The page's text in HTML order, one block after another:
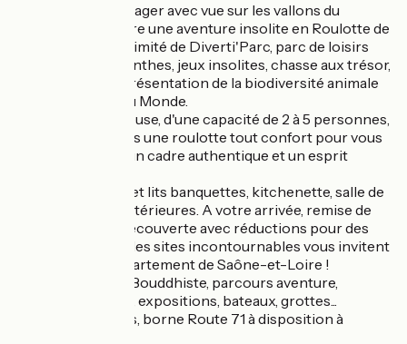
Dans un clos paysager avec vue sur les vallons du
Morvan, venez vivre une aventure insolite en Roulotte de
Campagne, à proximité de Diverti'Parc, parc de loisirs
nature avec labyrinthes, jeux insolites, chasse aux trésor,
escape game et présentation de la biodiversité animale
avec les vaches du Monde.
Intime et chaleureuse, d'une capacité de 2 à 5 personnes,
installez-vous dans une roulotte tout confort pour vous
ressourcer dans un cadre authentique et un esprit
Lit alcôve double et lits banquettes, kitchenette, salle de
bain et toilettes intérieures. A votre arrivée, remise de
votre chéquier-découverte avec réductions pour des
visites en famille : les sites incontournables vous invitent
à découvrir le département de Saône-et-Loire !
Bibracte, Temple Bouddhiste, parcours aventure,
châteaux, musées, expositions, bateaux, grottes...
Aventures Mômes, borne Route 71 à disposition à